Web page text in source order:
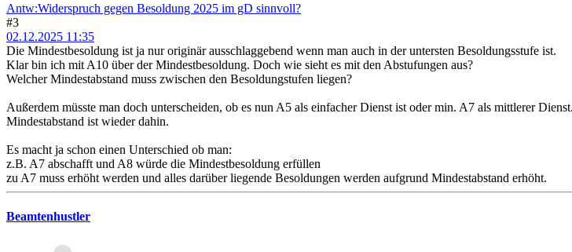
Antw:Widerspruch gegen Besoldung 2025 im gD sinnvoll?
#3
02.12.2025 11:35
Die Mindestbesoldung ist ja nur originär ausschlaggebend wenn man auch in der untersten Besoldungsstufe ist.
Klar bin ich mit A10 über der Mindestbesoldung. Doch wie sieht es mit den Abstufungen aus?
Welcher Mindestabstand muss zwischen den Besoldungstufen liegen?
Außerdem müsste man doch unterscheiden, ob es nun A5 als einfacher Dienst ist oder min. A7 als mittlerer
Mindestabstand ist wieder dahin.
Es macht ja schon einen Unterschied ob man:
z.B. A7 abschafft und A8 würde die Mindestbesoldung erfüllen
zu A7 muss erhöht werden und alles darüber liegende Besoldungen werden aufgrund Mindestabstand erhöht.
Beamtenhustler